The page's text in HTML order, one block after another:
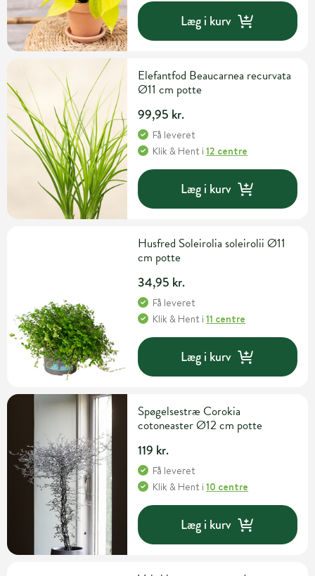
Læg i kurv
Elefantfod Beaucarnea recurvata
Ø11 cm potte
99,95 kr.
Få leveret
Klik & Hent i12 centre
Læg i kurv
Husfred Soleirolia soleirolii Ø11
cm potte
34,95 kr.
Få leveret
Klik & Hent i11 centre
Læg i kurv
Spøgelsestræ Corokia
cotoneaster Ø12 cm potte
119 kr.
Få leveret
Klik & Hent i10 centre
Læg i kurv